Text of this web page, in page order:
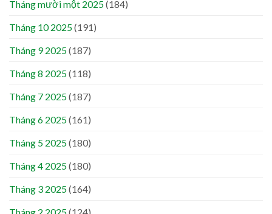
Tháng mười một 2025(184)
Tháng 10 2025(191)
Tháng 9 2025(187)
Tháng 8 2025(118)
Tháng 7 2025(187)
Tháng 6 2025(161)
Tháng 5 2025(180)
Tháng 4 2025(180)
Tháng 3 2025(164)